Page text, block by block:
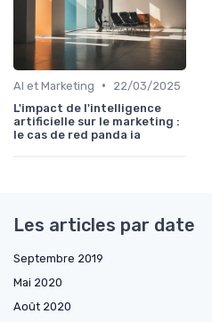
AI et Marketing •
22/03/2025
L'impact de l'intelligence
artificielle sur le marketing :
le cas de red panda ia
Les articles par date
Septembre 2019
Mai 2020
Août 2020